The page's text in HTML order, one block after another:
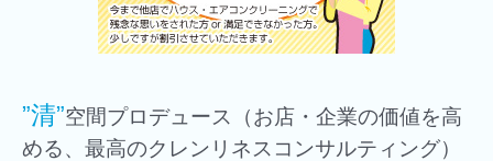
”清”空間プロデュース（お店・企業の価値を高
める、最高のクレンリネスコンサルティング）